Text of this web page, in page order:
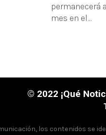
permanecerá
mes en el...
© 2022 ¡Qué
los contenidos